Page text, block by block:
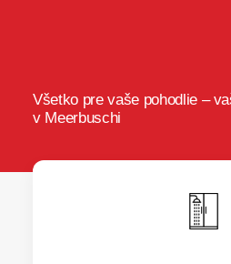
Všetko pre vaše pohodlie –
v Meerbuschi